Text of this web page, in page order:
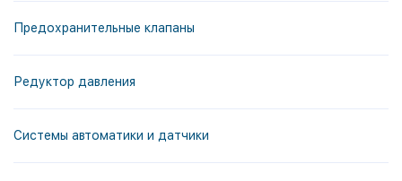
Предохранительные клапаны
Редуктор давления
Системы автоматики и датчики